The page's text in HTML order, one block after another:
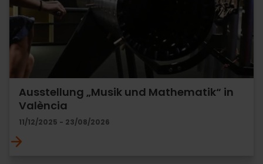
Ausstellung „Musik und Mathematik“ in
València
11/12/2025 - 23/08/2026